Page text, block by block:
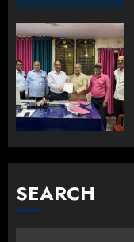
SEARCH